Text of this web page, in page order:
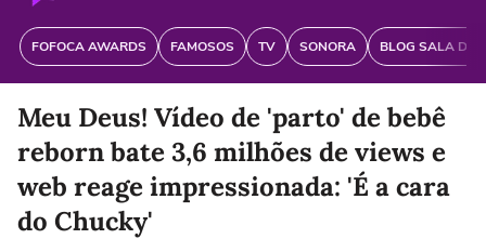
FOFOCA AWARDS FAMOSOS TV SONORA BLOG SALA DE
Meu Deus! Vídeo de 'parto' de bebê
reborn bate 3,6 milhões de views e
web reage impressionada: 'É a cara
do Chucky'